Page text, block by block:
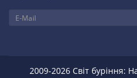
2009-2026 Світ буріння: